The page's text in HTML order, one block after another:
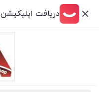
دریافت اپلیکیشن